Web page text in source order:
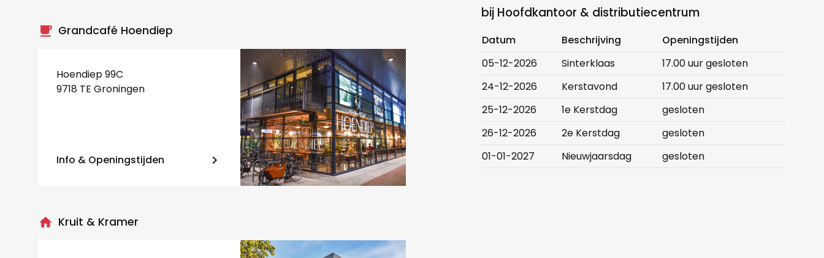
local_cafe Grandcafé Hoendiep
Hoendiep 99C
9718 TE Groningen
Info & Openingstijden keyboard_arrow_right
home Kruit & Kramer
bij Hoofdkantoor & distributiecentrum
Datum Beschrijving
Openingstijden
05-12-2026
Sinterklaas
17.00 uur gesloten
24-12-2026
Kerstavond
17.00 uur gesloten
25-12-2026
1e Kerstdag
gesloten
26-12-2026
2e Kerstdag
gesloten
01-01-2027
Nieuwjaarsdag gesloten